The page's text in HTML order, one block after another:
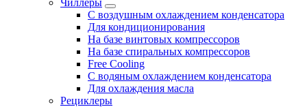
С воздушным охлаждением конденсатора
Для кондиционирования
На базе винтовых компрессоров
На базе спиральных компрессоров
Free Cooling
С водяным охлаждением конденсатора
Для охлаждения масла
Рециклеры